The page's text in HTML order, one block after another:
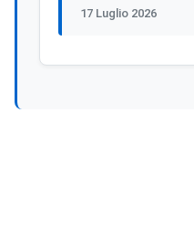
17 Luglio 2026